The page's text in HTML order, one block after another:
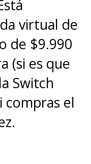
Solo
el
si la
que
virtual de
de $9.990
(si es que
Switch
compras el